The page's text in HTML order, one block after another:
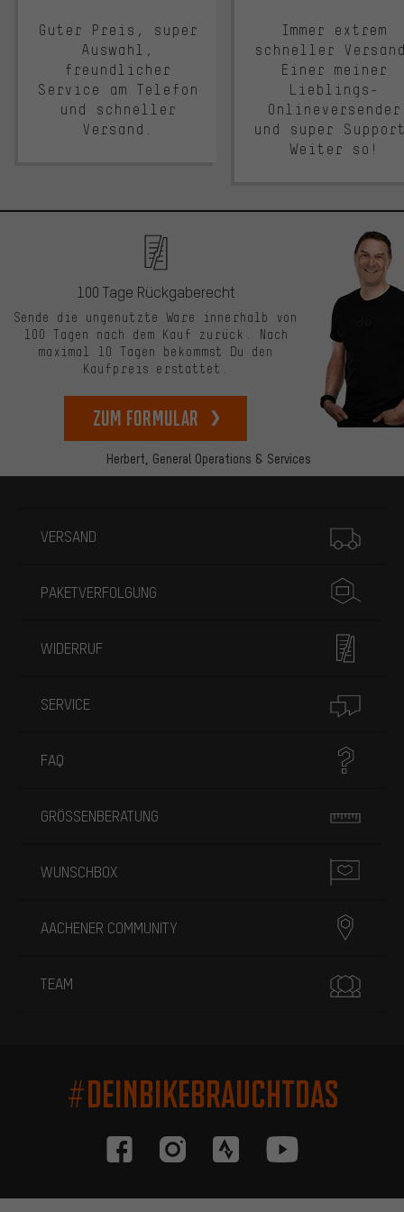
Guter Preis, super
Auswahl,
freundlicher
Service am Telefon
und schneller
Versand.
Immer extrem
schneller
Einer meiner
Lieblings-
Onlineversender
und super
Weiter so!
Herbert, General Operations & Services
100 Tage Rückgaberecht
Sende die ungenutzte Ware innerhalb von
100 Tagen nach dem Kauf zurück. Nach
maximal 10 Tagen bekommst Du den
Kaufpreis erstattet.
zum Formular
VERSAND
PAKETVERFOLGUNG
WIDERRUF
SERVICE
FAQ
GRÖSSENBERATUNG
WUNSCHBOX
AACHENER COMMUNITY
TEAM
#DEINBIKEBRAUCHTDAS